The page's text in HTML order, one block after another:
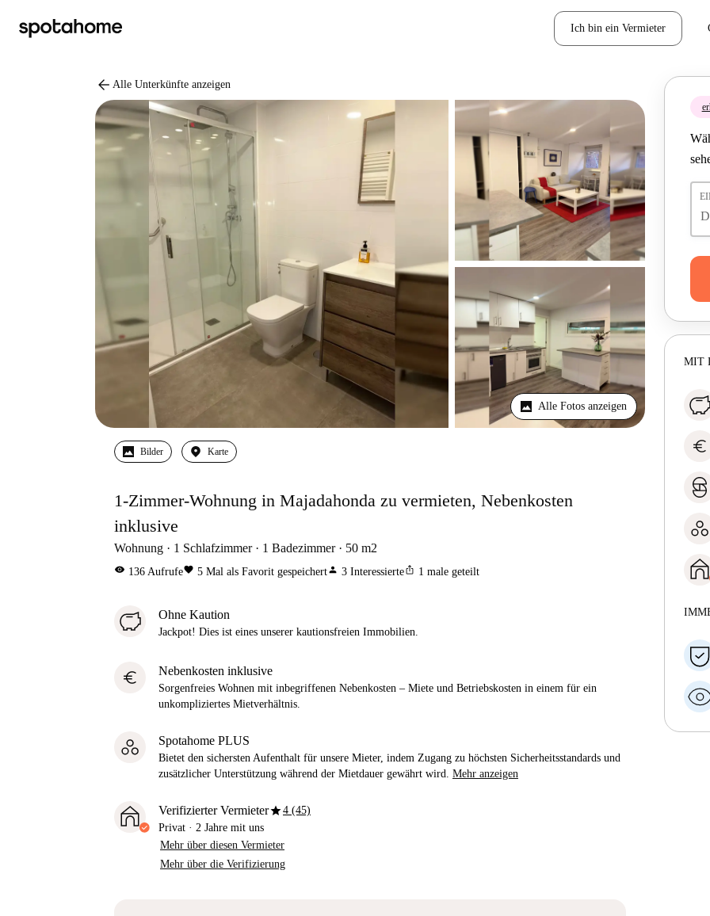
Ich bin ein Vermieter
arrow_back Alle Unterkünfte anzeigen
Alle Fotos anzeigen
Bilder Karte
1-Zimmer-Wohnung in Majadahonda zu vermieten, Nebenkosten
inklusive
Wohnung 1 Schlafzimmer 1 Badezimmer 50 m2
visibility 136 Aufrufefavorite 5 Mal als Favorit gespeichertperson 3 Interessierteios_share 1 male geteilt
Ohne Kaution
Jackpot! Dies ist eines unserer kautionsfreien Immobilien.
euro Nebenkosten inklusive
Sorgenfreies Wohnen mit inbegriffenen Nebenkosten – Miete und Betriebskosten in einem für ein
unkompliziertes Mietverhältnis.
Spotahome PLUS
Bietet den sichersten Aufenthalt für unsere Mieter, indem Zugang zu höchsten Sicherheitsstandards und
zusätzlicher Unterstützung während der Mietdauer gewährt wird. Mehr anzeigen
Verifizierter Vermieterstar4 (45)
Privat · 2 Jahre mit uns
Mehr über diesen Vermieter
Mehr über die Verifizierung
MIT
euro